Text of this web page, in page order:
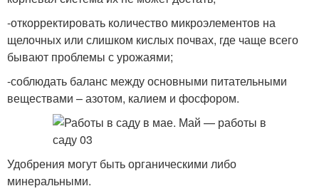
-откорректировать количество микроэлементов на
щелочных или слишком кислых почвах, где чаще всего
бывают проблемы с урожаями;
-соблюдать баланс между основными питательными
веществами – азотом, калием и фосфором.
Удобрения могут быть органическими либо
минеральными.